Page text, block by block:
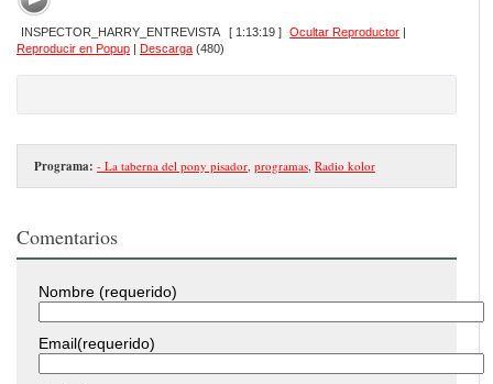
INSPECTOR_HARRY_ENTREVISTA [ 1:13:19 ] Ocultar Reproductor |
Reproducir en Popup | Descarga (480)
Programa: - La taberna del pony pisador programas Radio kolor
Comentarios
Nombre (requerido)
Email(requerido)